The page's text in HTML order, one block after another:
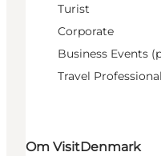
Turist
Corporate
Business Events
Travel
Om VisitDenmark